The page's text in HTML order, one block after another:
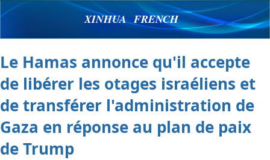
XINHUA FRENCH
Le Hamas annonce qu'il accepte
de libérer les otages israéliens et
de transférer l'administration de
Gaza en réponse au plan de paix
de Trump